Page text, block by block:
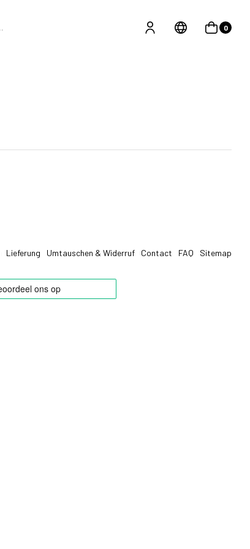
0
Lieferung Umtauschen & Widerruf Contact FAQ Sitemap